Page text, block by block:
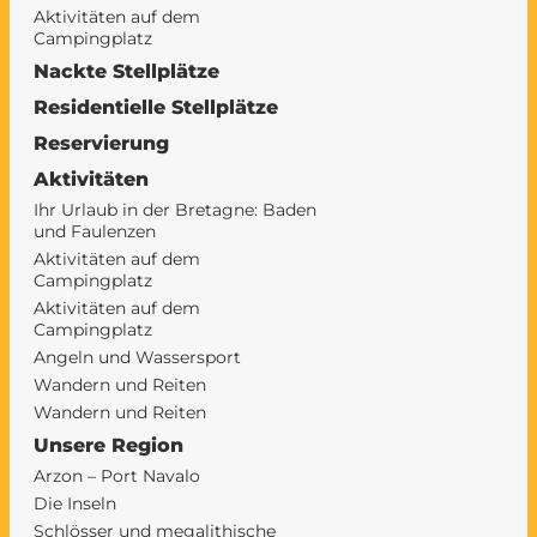
Aktivitäten auf dem
Campingplatz
Nackte Stellplätze
Residentielle Stellplätze
Reservierung
Aktivitäten
Ihr Urlaub in der Bretagne: Baden
und Faulenzen
Aktivitäten auf dem
Campingplatz
Aktivitäten auf dem
Campingplatz
Angeln und Wassersport
Wandern und Reiten
Wandern und Reiten
Unsere Region
Arzon – Port Navalo
Die Inseln
Schlösser und megalithische